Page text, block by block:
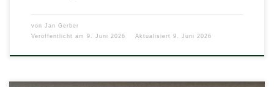
von Jan Gerber
Veröffentlicht am 9. Juni 2026 Aktualisiert 9. Juni 2026